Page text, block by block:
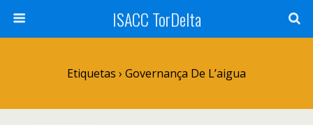
ISACC TorDelta
Etiquetas › Governança De L’aigua